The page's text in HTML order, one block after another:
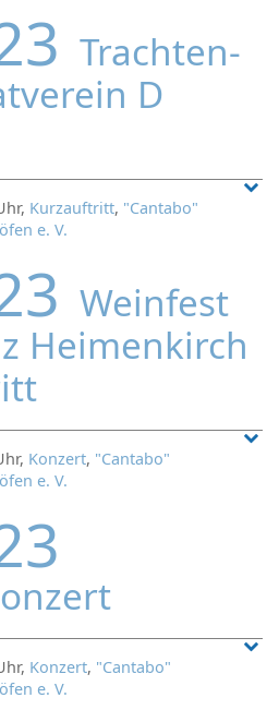
Trachten-
D
Kurzauftritt, "Cantabo"
e. V.
Weinfest
Heimenkirch
Konzert, "Cantabo"
e. V.
Konzert, "Cantabo"
e. V.